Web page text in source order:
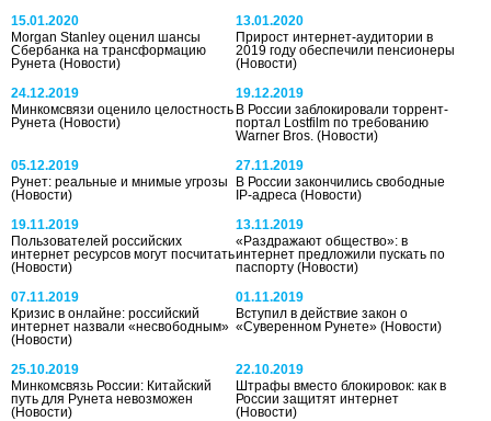
15.01.2020
Morgan Stanley оценил шансы
Сбербанка на трансформацию
Рунета (Новости)
13.01.2020
Прирост интернет-аудитории в
2019 году обеспечили пенсионеры
(Новости)
24.12.2019
Минкомсвязи оценило целостность
Рунета (Новости)
19.12.2019
В России заблокировали торрент-
портал Lostfilm по требованию
Warner Bros.(Новости)
05.12.2019
Рунет: реальные и мнимые угрозы
(Новости)
27.11.2019
В России закончились свободные
IP-адреса(Новости)
19.11.2019
Пользователей российских
интернет ресурсов могут посчитать
(Новости)
13.11.2019
«Раздражают общество»: в
интернет предложили пускать по
паспорту(Новости)
07.11.2019
Кризис в онлайне: российский
интернет назвали «несвободным»
(Новости)
01.11.2019
Вступил в действие закон о
«Суверенном Рунете»(Новости)
25.10.2019
Минкомсвязь России: Китайский
путь для Рунета невозможен
(Новости)
22.10.2019
Штрафы вместо блокировок: как в
России защитят интернет
(Новости)